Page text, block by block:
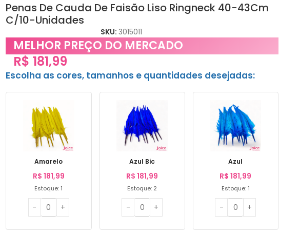
Penas De Cauda De Faisão Liso Ringneck 40-43Cm
C/10-Unidades
SKU:3015011
MELHOR PREÇO DO MERCADO
R$ 181,99
Escolha as cores, tamanhos e quantidades desejadas:
Amarelo
R$ 181,99
Estoque: 1
Azul Bic
R$ 181,99
Estoque: 2
Azul
R$ 181,99
Estoque: 1